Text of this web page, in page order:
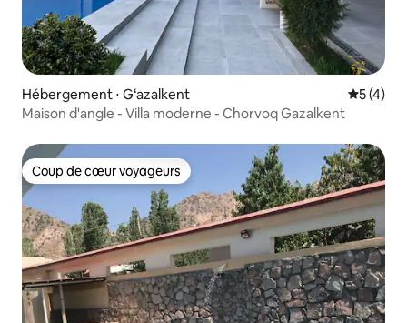
Hébergement ⋅ G‘azalkent
5 (4)
Maison d'angle - Villa moderne - Chorvoq Gazalkent
Coup de cœur voyageurs
Coup de cœur voyageurs